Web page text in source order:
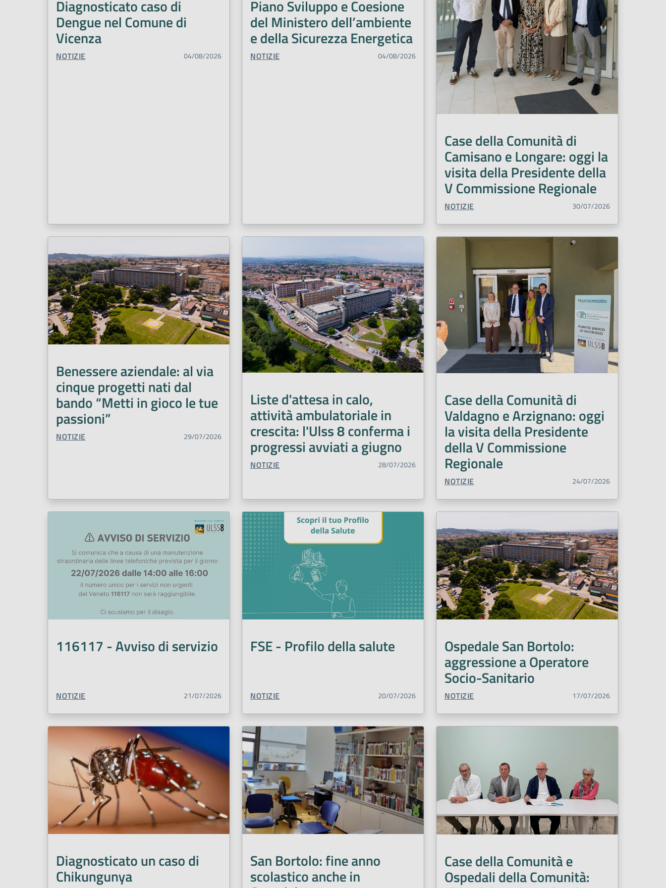
Punto prelievi
Qualità percepita Radiologia
Regione Veneto
Riconoscimento
Salute Salute donna Scuola
Terapia Intensiva
Testa collo
Tossinfezioni alimentari Tumori Urologia
Vaccinazioni
Zanzare Interaziendale
Diagnosticato caso di
Dengue nel Comune di
Vicenza
TIPO CONTENUTO:
NOTIZIE 04/08/2026
Piano Sviluppo e Coesione
del Ministero dell’ambiente
e della Sicurezza Energetica
TIPO CONTENUTO:
NOTIZIE 04/08/2026
Case della Comunità di
Camisano e Longare: oggi la
visita della Presidente della
V Commissione Regionale
TIPO CONTENUTO:
NOTIZIE 30/07/2026
Benessere aziendale: al via
cinque progetti nati dal
bando “Metti in gioco le tue
passioni”
TIPO CONTENUTO:
NOTIZIE 29/07/2026
Liste d'attesa in calo,
attività ambulatoriale in
crescita: l'Ulss 8 conferma i
progressi avviati a giugno
TIPO CONTENUTO:
NOTIZIE 28/07/2026
Case della Comunità di
Valdagno e Arzignano: oggi
la visita della Presidente
della V Commissione
Regionale
TIPO CONTENUTO:
NOTIZIE 24/07/2026
116117 - Avviso di servizio
TIPO CONTENUTO:
NOTIZIE 21/07/2026
FSE - Profilo della salute
TIPO CONTENUTO:
NOTIZIE 20/07/2026
Ospedale San Bortolo:
aggressione a Operatore
Socio-Sanitario
TIPO CONTENUTO:
NOTIZIE 17/07/2026
Diagnosticato un caso di
Chikungunya
San Bortolo: fine anno
scolastico anche in
Case della Comunità e
Ospedali della Comunità: